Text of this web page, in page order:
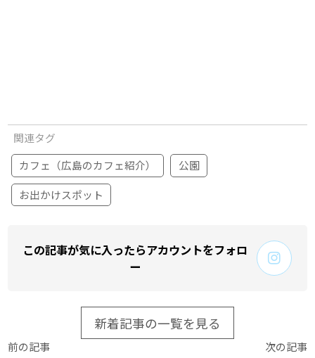
関連タグ
カフェ（広島のカフェ紹介）
公園
お出かけスポット
この記事が気に入ったらアカウントをフォロ
ー
新着記事の一覧を見る
前の記事 次の記事